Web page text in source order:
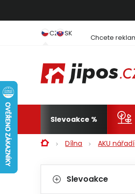
CZ SK
Chcete
Slevoakce
DomůDílna AKU nářadí
Postranní
Kategorie
Slevoakce